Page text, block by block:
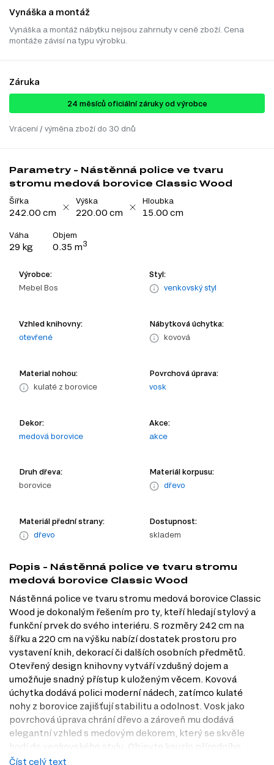
Vynáška a montáž
Vynáška a montáž nábytku nejsou zahrnuty v ceně zboží. Cena
montáže závisí na typu výrobku.
Záruka
24 ​​​​měsíců oficiální záruky od výrobce
Vrácení / výměna zboží do 30 dnů
Parametry - Nástěnná police ve tvaru
stromu medová borovice Classic Wood
Šířka
242.00 cm
Výška
220.00 cm
Hloubka
15.00 cm
Váha
29 kg
Objem
0.35 m3
Výrobce:
Mebel Bos
Styl:
venkovský styl
Vzhled knihovny:
otevřené
Nábytková úchytka:
kovová
Material nohou:
kulaté z borovice
Povrchová úprava:
vosk
Dekor:
medová borovice
Akce:
akce
Druh dřeva:
borovice
Materiál korpusu:
dřevo
Materiál přední strany:
dřevo
Dostupnost:
skladem
Popis - Nástěnná police ve tvaru stromu
medová borovice Classic Wood
Nástěnná police ve tvaru stromu medová borovice Classic
Wood je dokonalým řešením pro ty, kteří hledají stylový a
funkční prvek do svého interiéru. S rozměry 242 cm na
šířku a 220 cm na výšku nabízí dostatek prostoru pro
vystavení knih, dekorací či dalších osobních předmětů.
Otevřený design knihovny vytváří vzdušný dojem a
umožňuje snadný přístup k uloženým věcem. Kovová
úchytka dodává polici moderní nádech, zatímco kulaté
nohy z borovice zajišťují stabilitu a odolnost. Vosk jako
povrchová úprava chrání dřevo a zároveň mu dodává
elegantní vzhled s medovým dekorem, který se skvěle
hodí do venkovského stylu. Objevte kouzlo přírodního
dřeva a přidejte této polici místo ve vašem domově.
Číst celý text